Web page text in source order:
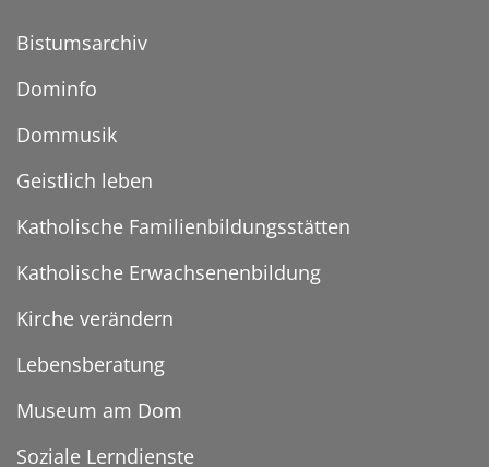
Bistumsarchiv
Dominfo
Dommusik
Geistlich leben
Katholische Familienbildungsstätten
Katholische Erwachsenenbildung
Kirche verändern
Lebensberatung
Museum am Dom
Soziale Lerndienste